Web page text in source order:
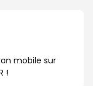
mobile sur
!